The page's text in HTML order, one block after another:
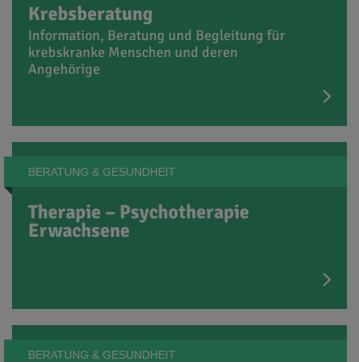
Krebsberatung
Information, Beratung und Begleitung für
krebskranke Menschen und deren
Angehörige
BERATUNG & GESUNDHEIT
Therapie – Psychotherapie
Erwachsene
BERATUNG & GESUNDHEIT